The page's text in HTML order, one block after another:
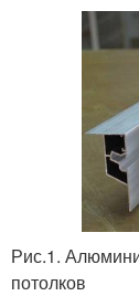
Рис.1.
потолков